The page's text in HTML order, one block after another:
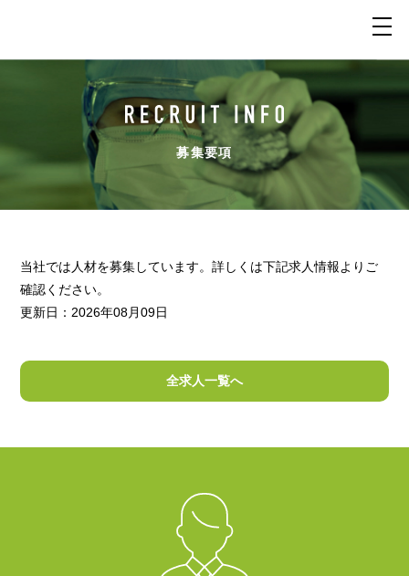
募集要項
当社では人材を募集しています。詳しくは下記求人情報よりご
確認ください。
更新日：2026年08月09日
全求人一覧へ